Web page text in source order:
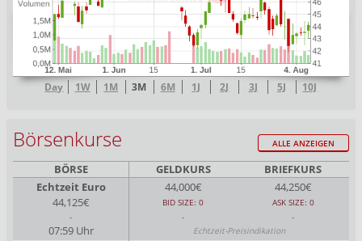
Day 1W 1M 3M 6M 1J 2J 3J 5J 10J
Börsenkurse ALLE ANZEIGEN
BÖRSE GELDKURS
BRIEFKURS
Echtzeit Euro
44,000€
44,250€
44,125€
BID SIZE: 0
ASK SIZE: 0
-
- -
07:59 Uhr Echtzeit-Preisindikation